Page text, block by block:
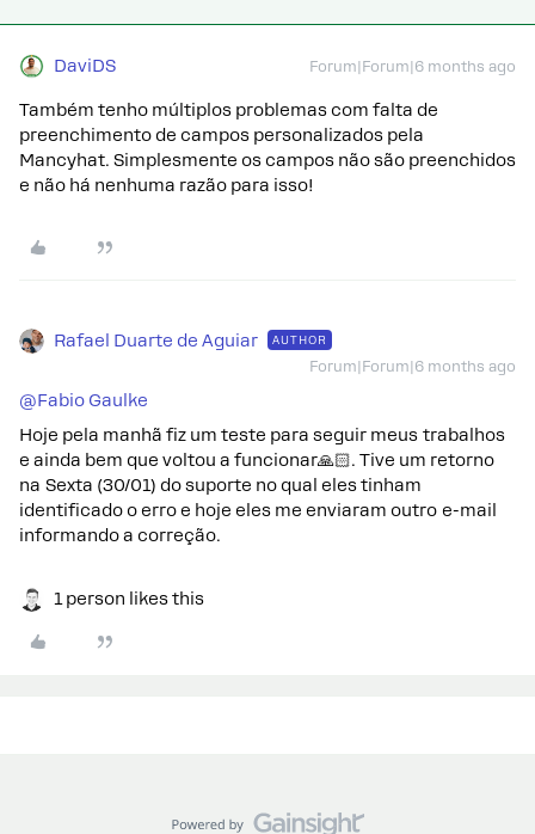
DaviDS Forum|Forum|6 months ago
Também tenho múltiplos problemas com falta de
preenchimento de campos personalizados pela
Mancyhat. Simplesmente os campos não são preenchidos
e não há nenhuma razão para isso!
Rafael Duarte de Aguiar AUTHOR
Forum|Forum|6 months ago
@Fabio Gaulke
Hoje pela manhã fiz um teste para seguir meus trabalhos
e ainda bem que voltou a funcionar🙏🏻. Tive um retorno
na Sexta (30/01) do suporte no qual eles tinham
identificado o erro e hoje eles me enviaram outro e-mail
informando a correção.
1 person likes this